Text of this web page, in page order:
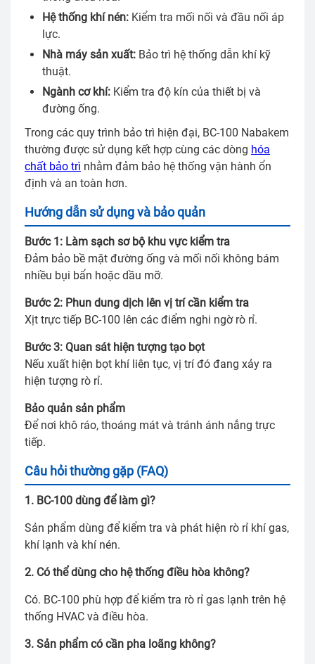
Hệ thống khí nén: Kiểm tra mối nối và đầu nối áp
lực.
Nhà máy sản xuất: Bảo trì hệ thống dẫn khí kỹ
thuật.
Ngành cơ khí: Kiểm tra độ kín của thiết bị và
đường ống.
Trong các quy trình bảo trì hiện đại, BC-100 Nabakem
thường được sử dụng kết hợp cùng các dòng hóa
chất bảo trì nhằm đảm bảo hệ thống vận hành ổn
định và an toàn hơn.
Hướng dẫn sử dụng và bảo quản
Bước 1: Làm sạch sơ bộ khu vực kiểm tra
Đảm bảo bề mặt đường ống và mối nối không bám
nhiều bụi bẩn hoặc dầu mỡ.
Bước 2: Phun dung dịch lên vị trí cần kiểm tra
Xịt trực tiếp BC-100 lên các điểm nghi ngờ rò rỉ.
Bước 3: Quan sát hiện tượng tạo bọt
Nếu xuất hiện bọt khí liên tục, vị trí đó đang xảy ra
hiện tượng rò rỉ.
Bảo quản sản phẩm
Để nơi khô ráo, thoáng mát và tránh ánh nắng trực
tiếp.
Câu hỏi thường gặp (FAQ)
1. BC-100 dùng để làm gì?
Sản phẩm dùng để kiểm tra và phát hiện rò rỉ khí gas,
khí lạnh và khí nén.
2. Có thể dùng cho hệ thống điều hòa không?
Có. BC-100 phù hợp để kiểm tra rò rỉ gas lạnh trên hệ
thống HVAC và điều hòa.
3. Sản phẩm có cần pha loãng không?